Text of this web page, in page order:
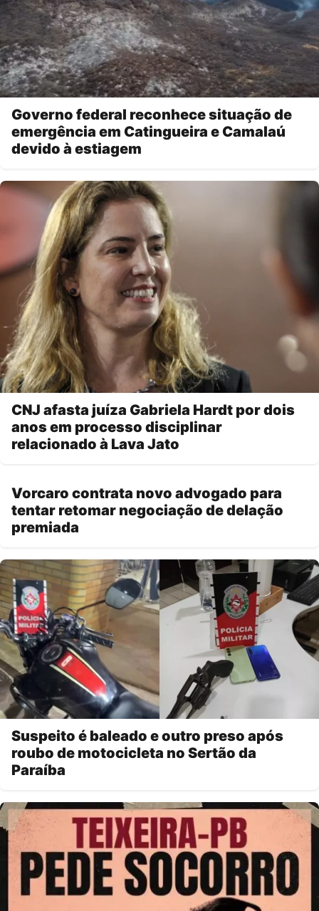
Governo federal reconhece situação de
emergência em Catingueira e Camalaú
devido à estiagem
CNJ afasta juíza Gabriela Hardt por dois
anos em processo disciplinar
relacionado à Lava Jato
Vorcaro contrata novo advogado para
tentar retomar negociação de delação
premiada
Suspeito é baleado e outro preso após
roubo de motocicleta no Sertão da
Paraíba